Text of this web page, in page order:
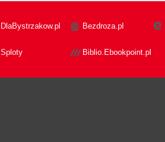
DlaBystrzakow.pl Bezdroza.pl
Sploty Biblio.Ebookpoint.pl